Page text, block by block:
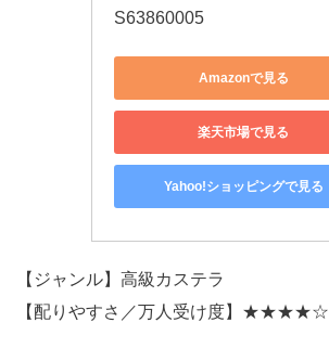
S63860005
Amazonで見る
楽天市場で見る
Yahoo!ショッピングで見る
【ジャンル】高級カステラ
【配りやすさ／万人受け度】★★★★☆